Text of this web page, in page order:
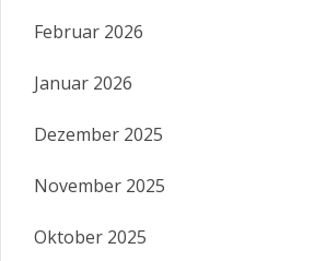
Februar 2026
Januar 2026
Dezember 2025
November 2025
Oktober 2025